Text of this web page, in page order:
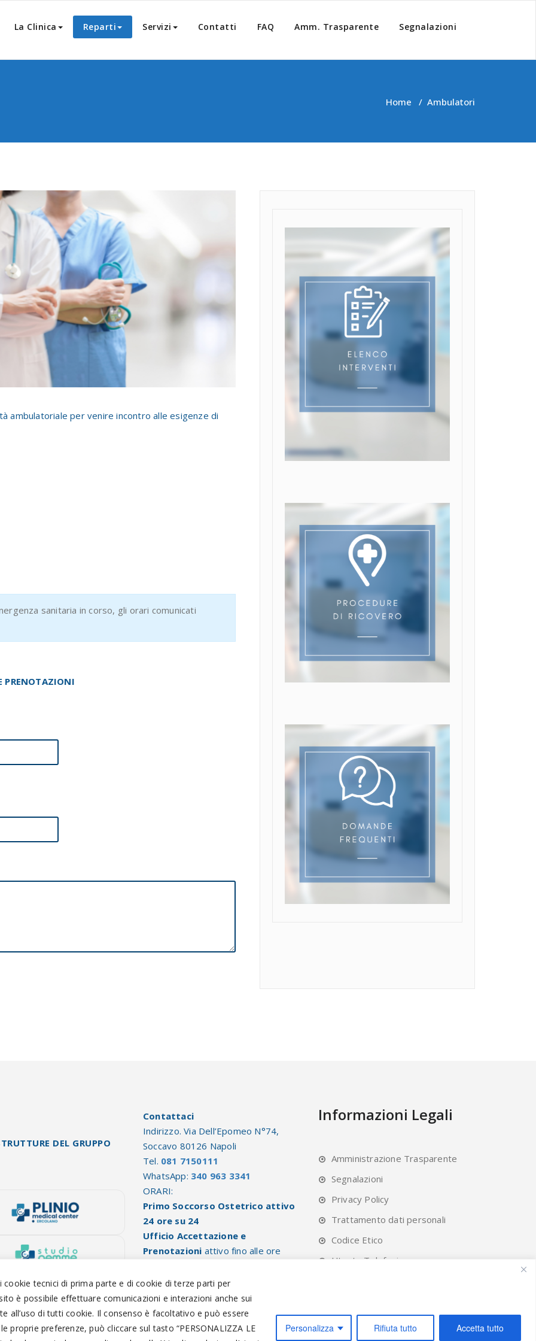
tecnici di prima parte e di cookie di terze parti per
è possibile effettuare comunicazioni e interazioni anche sui
all’uso di tutti cookie. Il consenso è facoltativo e può essere
proprie preferenze, può cliccare sul tasto “PERSONALIZZA LE
Personalizza Rifiuta tutto Accetta tutto
La Clinica Reparti Servizi Contatti FAQ Amm. Trasparente Segnalazioni
Home / Ambulatori
ambulatoriale per venire incontro alle esigenze di
sanitaria in corso, gli orari comunicati
PRENOTAZIONI
DEL GRUPPO
Contattaci
Indirizzo. Via Dell’Epomeo N°74,
Soccavo 80126 Napoli
Tel. 081 7150111
WhatsApp: 340 963 3341
ORARI:
Primo Soccorso Ostetrico attivo
24 ore su 24
Ufficio Accettazione e
Prenotazioni attivo fino alle ore
Ricoveri programmati e prelievi
dalle 8.00 alle ore 10.30
Informazioni Legali
Amministrazione Trasparente
Segnalazioni
Privacy Policy
Trattamento dati personali
Codice Etico
Utente Telefonico